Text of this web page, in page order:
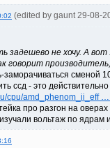
(edited by gaunt 29-08-
задешево не хочу. А
говорит
заморачиваться сменой
ссд - это
cpu/amd_phenom_ii_eff
про разгон на
вольтаж по ядрам